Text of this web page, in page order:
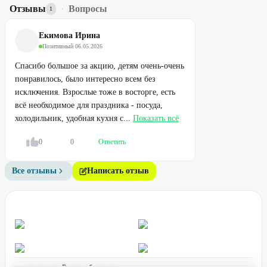
Отзывы 1 · Вопросы
Екимова Ирина
Позитивный·06.05.2026
Спасибо большое за акцию, детям очень-очень
понравилось, было интересно всем без
исключения. Взрослые тоже в восторге, есть
всё необходимое для праздника - посуда,
холодильник, удобная кухня с... Показать всё
0 0 Ответить
Все отзывы Написать отзыв